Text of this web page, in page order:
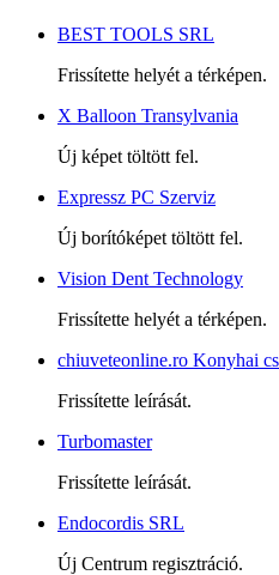
BEST TOOLS SRL
Frissítette helyét a térképen.
X Balloon Transylvania
Új képet töltött fel.
Expressz PC Szerviz
Új borítóképet töltött fel.
Vision Dent Technology
Frissítette helyét a térképen.
chiuveteonline.ro Konyhai
Frissítette leírását.
Turbomaster
Frissítette leírását.
Endocordis SRL
Új Centrum regisztráció.